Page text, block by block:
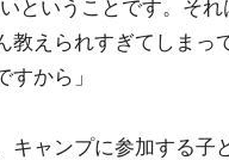
ということです。そ
教えられすぎてしまっ
から」
ャンプに参加する子